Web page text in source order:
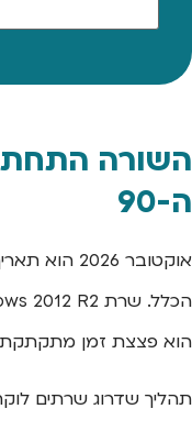
השורה
ה-90
אוקטובר
הוא פצצת זמן
תהליך שדרוג שרתים